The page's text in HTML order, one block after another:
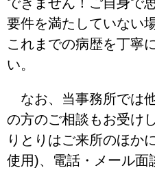
要件を満たしていない
これまでの病歴を丁寧
い。
なお、当事務所では
の方のご相談もお受け
りとりはご来所のほか
使用)、電話・メール面